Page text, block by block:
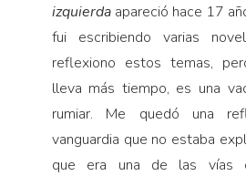
izquierdaapareció hace 17
fui escribiendo varias
reflexiono estos temas,
lleva más tiempo, es una
rumiar. Me quedó una
vanguardia que no estaba
que era una de las vías